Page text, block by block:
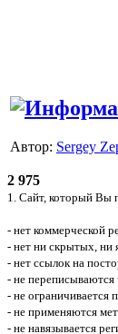
Автор: Sergey
2 975
1. Сайт, который Вы
- нет коммерческой
- нет ни скрытых, ни
- нет ссылок на
- не
- не ограничивается
- не применяются
- не навязывается